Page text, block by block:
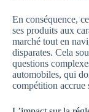
En conséquence,
ses produits aux
marché tout en
disparates. Cela
questions
automobiles, qui
compétition accrue